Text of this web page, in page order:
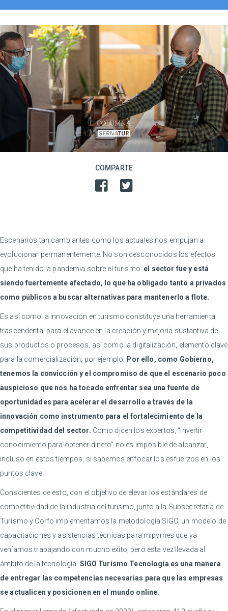
COMPARTE
Escenarios tan cambiantes como los actuales nos empujan a
evolucionar permanentemente. No son desconocidos los efectos
que ha tenido la pandemia sobre el turismo: el sector fue y está
siendo fuertemente afectado, lo que ha obligado tanto a privados
como públicos a buscar alternativas para mantenerlo a flote.
Es así como la innovación en turismo constituye una herramienta
trascendental para el avance en la creación y mejoría sustantiva de
sus productos o procesos, así como la digitalización, elemento clave
para la comercialización, por ejemplo.
Por ello, como Gobierno,
tenemos la convicción y el compromiso de que el escenario poco
auspicioso que nos ha tocado enfrentar sea una fuente de
oportunidades para acelerar el desarrollo a través de la
innovación como instrumento para el fortalecimiento de la
competitividad del sector. Como dicen los expertos, “invertir
conocimiento para obtener dinero” no es imposible de alcanzar,
incluso en estos tiempos, si sabemos enfocar los esfuerzos en los
puntos clave.
Conscientes de esto, con el objetivo de elevar los estándares de
competitividad de la industria del turismo, junto a la Subsecretaría de
Turismo y Corfo implementamos la metodología SIGO, un modelo de
capacitaciones y asistencias técnicas para mipymes que ya
veníamos trabajando con mucho éxito, pero esta vez llevada al
ámbito de la tecnología. SIGO Turismo Tecnología es una manera
de entregar las competencias necesarias para que las empresas
se actualicen y posicionen en el mundo online.